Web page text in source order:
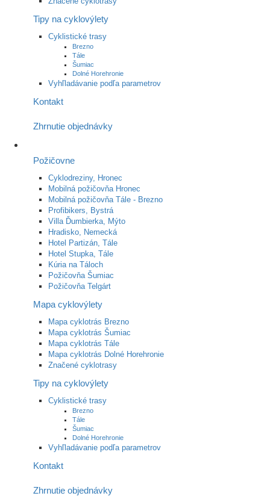
Tipy na cyklovýlety
Cyklistické trasy
Brezno
Tále
Šumiac
Dolné Horehronie
Vyhľladávanie podľa parametrov
Kontakt
Zhrnutie objednávky
Požičovne
Cyklodreziny, Hronec
Mobilná požičovňa Hronec
Mobilná požičovňa Tále - Brezno
Profibikers, Bystrá
Villa Ďumbierka, Mýto
Hradisko, Nemecká
Hotel Partizán, Tále
Hotel Stupka, Tále
Kúria na Táloch
Požičovňa Šumiac
Požičovňa Telgárt
Mapa cyklovýlety
Mapa cyklotrás Brezno
Mapa cyklotrás Šumiac
Mapa cyklotrás Tále
Mapa cyklotrás Dolné Horehronie
Značené cyklotrasy
Tipy na cyklovýlety
Cyklistické trasy
Brezno
Tále
Šumiac
Dolné Horehronie
Vyhľladávanie podľa parametrov
Kontakt
Zhrnutie objednávky